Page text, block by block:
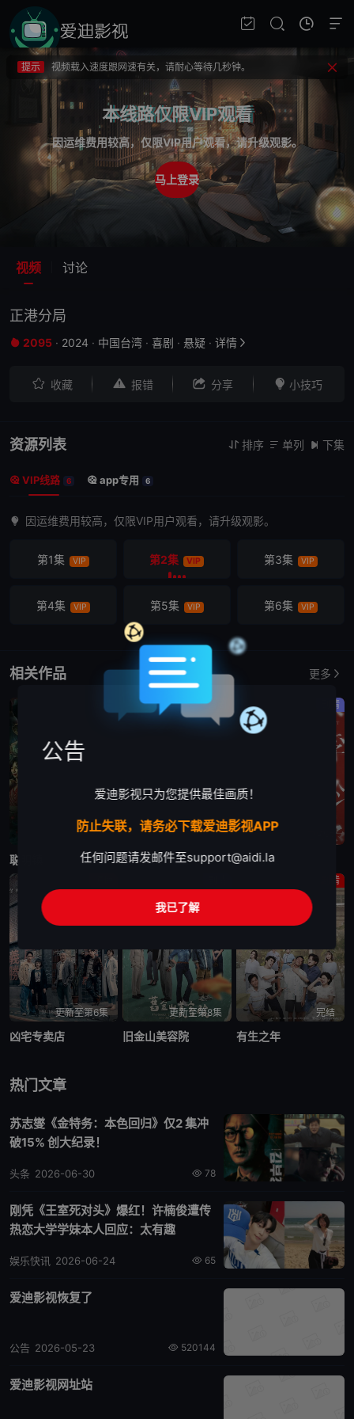
提示
提示
如果无法播放请重新刷新页面，或者切换线路。
提示
视频载入速度跟网速有关，请耐心等待几秒钟。
不要轻易相信视频中的广告，谨防上当受骗!
本线路仅限VIP观看
因运维费用较高，仅限VIP用户观看，请升级观影。
马上登录
视频 讨论
正港分局
 2095 · 2024 · 中国台湾 · 喜剧 · 悬疑 · 详情 
 收藏  报错  分享  小技巧
资源列表  排序  单列  下集
 VIP线路 6  app专用 6
因运维费用较高，仅限VIP用户观看，请升级观影。
第1集 VIP 第2集 VIP 第3集 VIP
第4集 VIP 第5集 VIP 第6集 VIP
相关作品 更多
已完结
聪明镇
喜剧
已完结
欠你的那场婚礼
剧情
人浮于爱
更新至第6集
凶宅专卖店
更新至第8集
旧金山美容院
剧情
完结
有生之年
热门文章
苏志燮《金特务：本色回归》仅2 集冲
破15% 创大纪录！
78
头条 2026-06-30
刚凭《王室死对头》爆红！许楠俊遭传
热恋大学学妹本人回应：太有趣
65
娱乐快讯 2026-06-24
爱迪影视恢复了
520144
公告 2026-05-23
爱迪影视网址站
公告
爱迪影视只为您提供最佳画质！
防止失联，请务必下载爱迪影视APP
任何问题请发邮件至support@aidi.la
我已了解